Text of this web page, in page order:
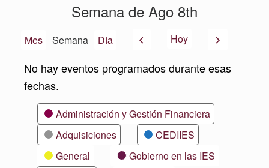
Semana de Ago 8th
Mes Semana Día AnteriorHoy Siguiente
No hay eventos programados durante esas
fechas.
CategoríasAdministración y Gestión Financiera
Adquisiciones
CEDIIES
General
Gobierno en las IES